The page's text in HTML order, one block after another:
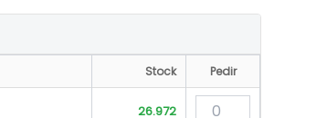
Stock Pedir
26.972